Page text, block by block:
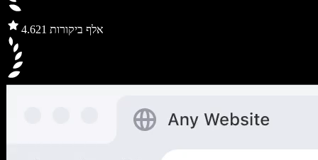
4.6 21 אלף ביקורות